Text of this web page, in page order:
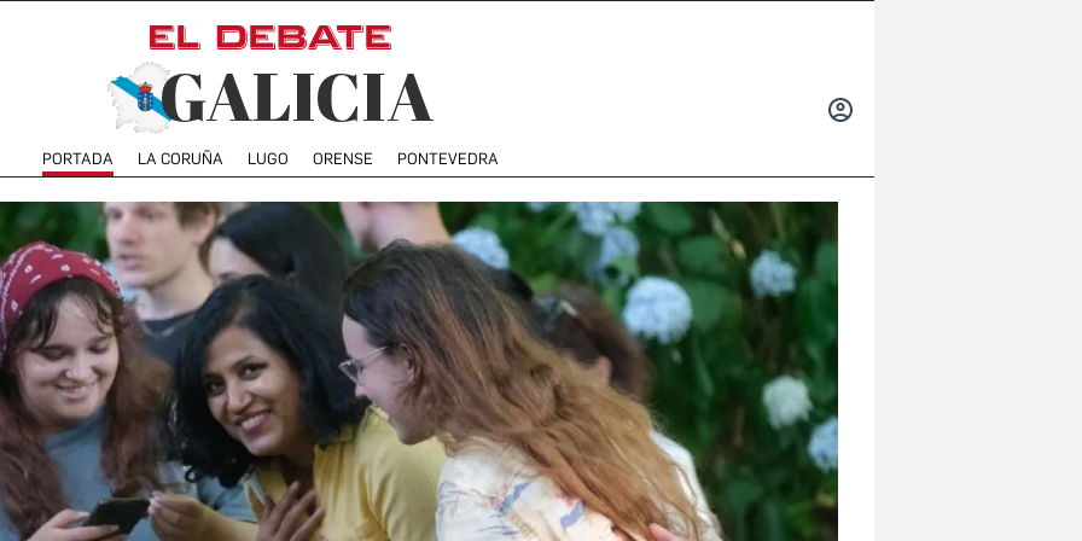
PORTADA LA CORUÑA LUGO ORENSE PONTEVEDRA